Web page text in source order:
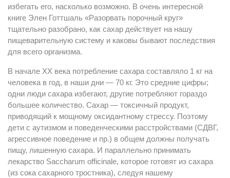
избегать его, насколько возможно. В очень интересной
книге Элен Готтшаль «Разорвать порочный круг»
тщательно разобрано, как сахар действует на нашу
пищеварительную систему и каковы бывают последствия
для всего организма.
В начале ХХ века потребление сахара составляло 1 кг на
человека в год, в наши дни — 70 кг. Это средние цифры;
одни люди сахара избегают, другие потребляют гораздо
большее количество. Сахар — токсичный продукт,
приводящий к мощному оксидантному стрессу. Поэтому
дети с аутизмом и поведенческими расстройствами (СДВГ,
агрессивное поведение и пр.) в общем должны получать
пищу, лишенную сахара. И параллельно принимать
лекарство Saccharum officinale, которое готовят из сахара
(из сока сахарного тростника), следуя нашему